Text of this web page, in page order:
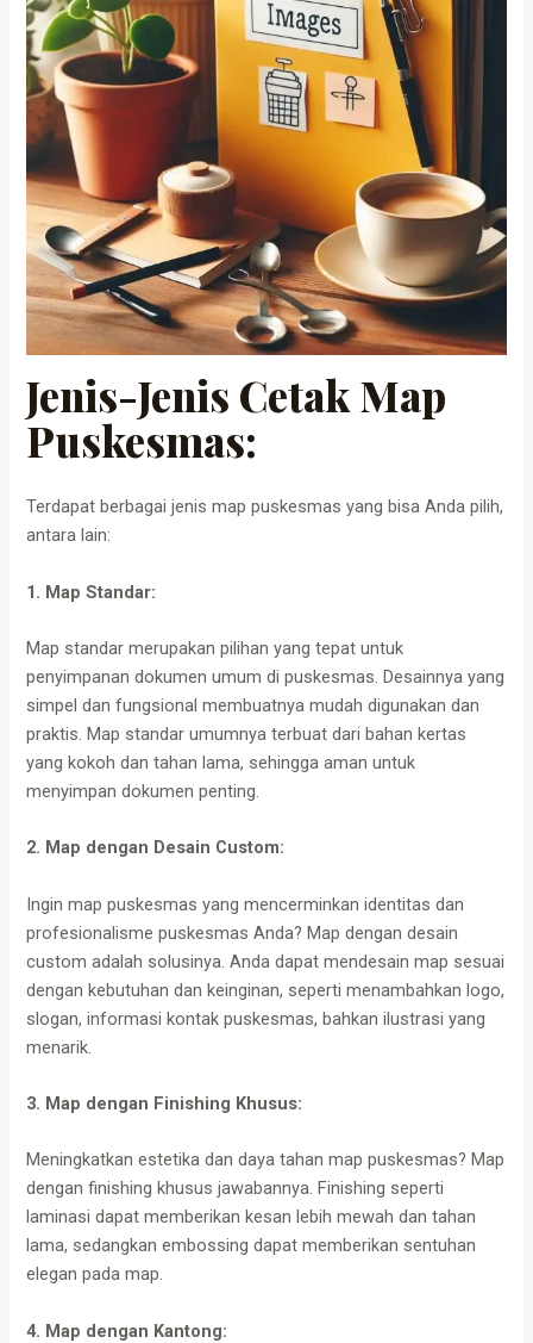
Jenis-Jenis Cetak Map
Puskesmas:
Terdapat berbagai jenis map puskesmas yang bisa Anda pilih,
antara lain:
1. Map Standar:
Map standar merupakan pilihan yang tepat untuk
penyimpanan dokumen umum di puskesmas. Desainnya yang
simpel dan fungsional membuatnya mudah digunakan dan
praktis. Map standar umumnya terbuat dari bahan kertas
yang kokoh dan tahan lama, sehingga aman untuk
menyimpan dokumen penting.
2. Map dengan Desain Custom:
Ingin map puskesmas yang mencerminkan identitas dan
profesionalisme puskesmas Anda? Map dengan desain
custom adalah solusinya. Anda dapat mendesain map sesuai
dengan kebutuhan dan keinginan, seperti menambahkan logo,
slogan, informasi kontak puskesmas, bahkan ilustrasi yang
menarik.
3. Map dengan Finishing Khusus:
Meningkatkan estetika dan daya tahan map puskesmas? Map
dengan finishing khusus jawabannya. Finishing seperti
laminasi dapat memberikan kesan lebih mewah dan tahan
lama, sedangkan embossing dapat memberikan sentuhan
elegan pada map.
4. Map dengan Kantong: